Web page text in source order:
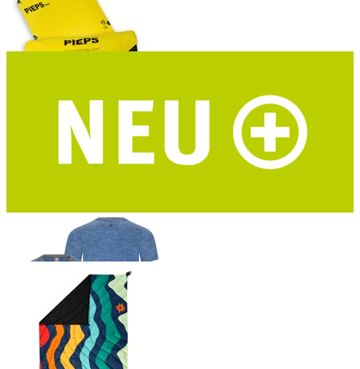
PIEPS Bivy Duo Biwaksack
2 Personen - 8 verstärkte Ösen - geeignet als Nottrage